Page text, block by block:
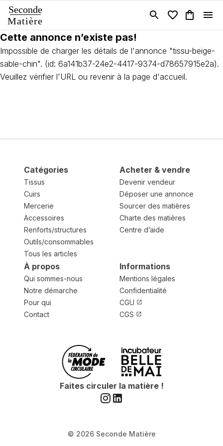
Seconde
Matière
Cette annonce n’existe pas!
Impossible de charger les détails de l'annonce "tissu-beige-
sable-chin". (id: 6a141b37-24e2-4417-9374-d78657915e2a).
Veuillez vérifier l'URL ou revenir à la page d'accueil.
Catégories
Tissus
Cuirs
Mercerie
Accessoires
Renforts/structures
Outils/consommables
Tous les articles
Acheter & vendre
Devenir vendeur
Déposer une annonce
Sourcer des matières
Charte des matières
Centre d’aide
À propos
Qui sommes-nous
Notre démarche
Pour qui
Contact
Informations
Mentions légales
Confidentialité
CGU
CGS
Faites circuler la matière !
© 2026 Seconde Matière